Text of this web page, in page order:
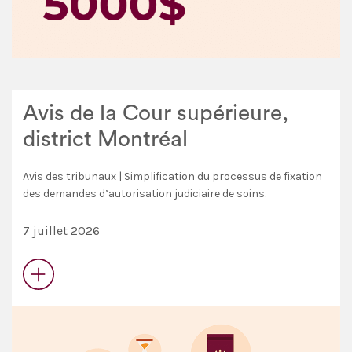
Avis de la Cour supérieure,
district Montréal
Avis des tribunaux | Simplification du processus de fixation
des demandes d’autorisation judiciaire de soins.
7 juillet 2026